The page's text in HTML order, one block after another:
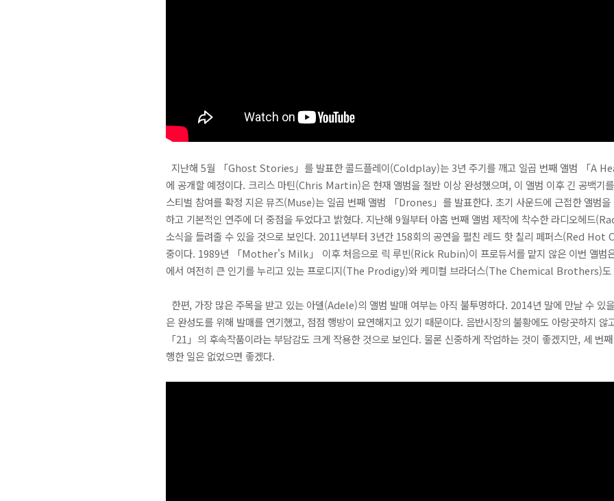
지난해 5월 「Ghost Stories」를 발표한 콜드플레이(Coldplay)는 3년 주기를 깨고 일곱 번째 앨범 「A
에 공개할 예정이다. 크리스 마틴(Chris Martin)은 현재 앨범을 절반 이상 완성했으며, 이 앨범 이후 긴 공백기
스티벌 참여를 확정 지은 뮤즈(Muse)는 일곱 번째 앨범 「Drones」를 발표한다. 초기 사운드에 근접한 앨범을
하고 기본적인 연주에 더 중점을 두었다고 밝혔다. 지난해 9월부터 아홉 번째 앨범 제작에 착수한 라디오헤드
소식을 들려줄 수 있을 것으로 보인다. 2011년부터 3년간 158회의 공연을 펼친 레드 핫 칠리 페퍼스(Red
중이다. 1989년 「Mother's Milk」 이후 처음으로 릭 루빈(Rick Rubin)이 프로듀서를 맡지 않은 이번 앨범
에서 여전히 큰 인기를 누리고 있는 프로디지(The Prodigy)와 케미컬 브라더스(The Chemical Brothers)도
한편, 가장 많은 주목을 받고 있는 아델(Adele)의 앨범 발매 여부는 아직 불투명하다. 2014년 말에 만날 수 있
은 완성도를 위해 발매를 연기했고, 점점 행방이 묘연해지고 있기 때문이다. 음반시장의 불황에도 아랑곳하지
「21」의 후속작품이라는 부담감도 크게 작용한 것으로 보인다. 물론 신중하게 작업하는 것이 좋겠지만, 세 번
행한 일은 없었으면 좋겠다.